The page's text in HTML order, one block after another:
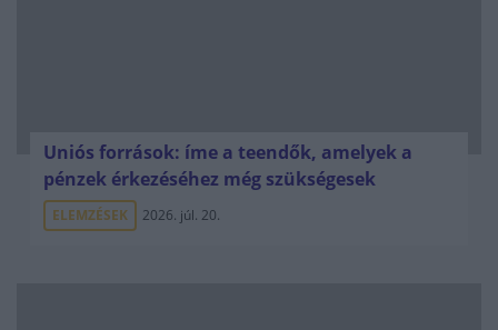
Uniós források: íme a teendők, amelyek a
pénzek érkezéséhez még szükségesek
ELEMZÉSEK 2026. júl. 20.